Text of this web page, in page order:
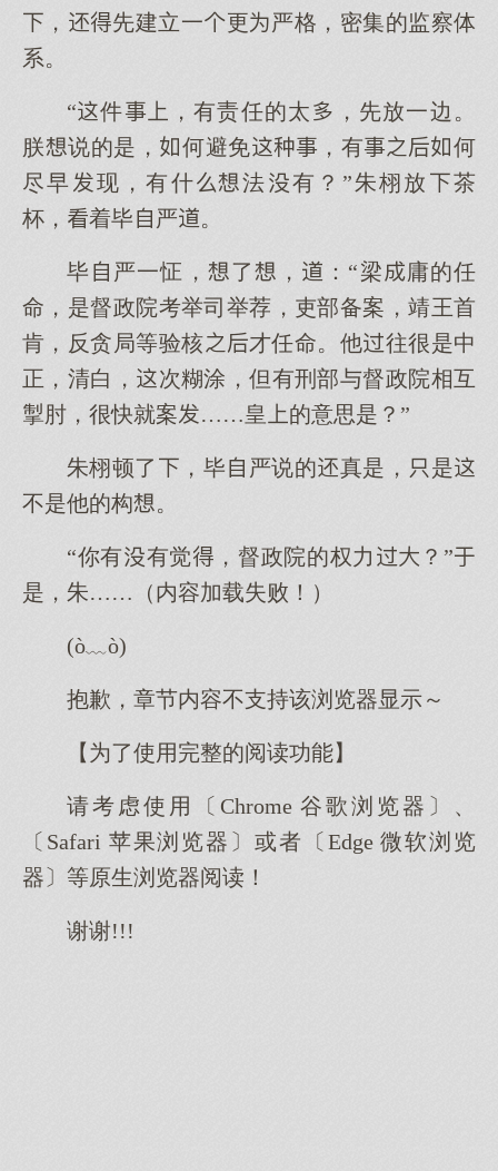
，先建立一更严格，密集的监察体
系。
“件，有责任的太，先放一边。
朕说的是，何避免，有何
尽早现，有什法有？”朱栩放茶
杯，着毕严。
毕严一怔，了，：“梁庸的任
命，是督政院考举司举荐，吏部备案，靖王首
肯，反贪局等验核才任命。他往很是中
正，清白，次糊涂，但有刑部与督政院相互
掣肘，很快就案……皇的意思是？”
朱栩顿了，毕严说的真是，是
不是他的构。
“你有有觉，督政院的权力？”
是，朱……（内容加载失败！）
(ò﹏ò)
抱歉，章节内容不支持该浏览器显示～
【为了使用完整的阅读功能】
请考虑使用〔Chrome 谷歌浏览器〕、
〔Safari 苹果浏览器〕或者〔Edge 微软浏览
器〕等原生浏览器阅读！
谢谢!!!